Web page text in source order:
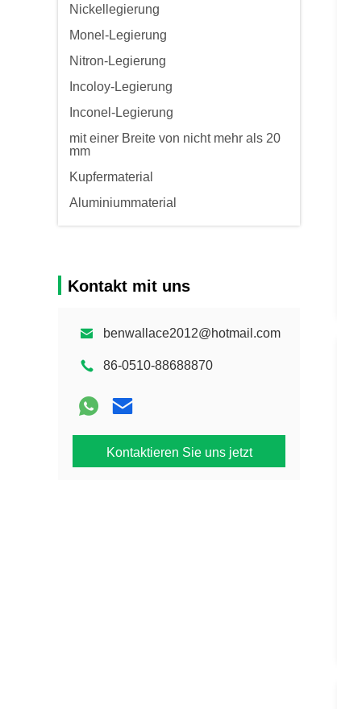
Nickellegierung
Monel-Legierung
Nitron-Legierung
Incoloy-Legierung
Inconel-Legierung
mit einer Breite von nicht mehr als 20
mm
Kupfermaterial
Aluminiummaterial
Kontakt mit uns
benwallace2012@hotmail.com
86-0510-88688870
Kontaktieren Sie uns jetzt